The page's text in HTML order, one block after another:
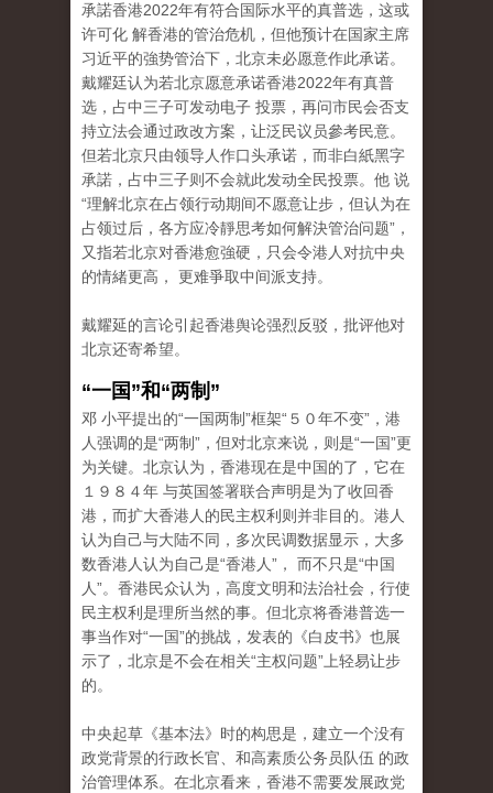
承諾香港2022年有符合国际水平的真普选，这或
许可化 解香港的管治危机，但他预计在国家主席
习近平的強势管治下，北京未必愿意作此承诺。
戴耀廷认为若北京愿意承诺香港2022年有真普
选，占中三子可发动电子 投票，再问市民会否支
持立法会通过政改方案，让泛民议员參考民意。
但若北京只由领导人作口头承诺，而非白紙黑字
承諾，占中三子则不会就此发动全民投票。他 说
“理解北京在占领行动期间不愿意让步，但认为在
占领过后，各方应冷靜思考如何解決管治问题”，
又指若北京对香港愈強硬，只会令港人对抗中央
的情緒更高， 更难爭取中间派支持。
戴耀延的言论引起香港舆论强烈反驳，批评他对
北京还寄希望。
“一国”和“两制”
邓 小平提出的“一国两制”框架“５０年不变”，港
人强调的是“两制”，但对北京来说，则是“一国”更
为关键。北京认为，香港现在是中国的了，它在
１９８４年 与英国签署联合声明是为了收回香
港，而扩大香港人的民主权利则并非目的。港人
认为自己与大陆不同，多次民调数据显示，大多
数香港人认为自己是“香港人”， 而不只是“中国
人”。香港民众认为，高度文明和法治社会，行使
民主权利是理所当然的事。但北京将香港普选一
事当作对“一国”的挑战，发表的《白皮书》也展
示了，北京是不会在相关“主权问题”上轻易让步
的。
中央起草《基本法》时的构思是，建立一个没有
政党背景的行政长官、和高素质公务员队伍 的政
治管理体系。在北京看来，香港不需要发展政党